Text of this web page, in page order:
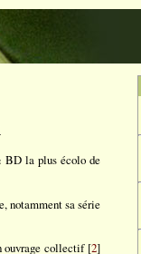
BD la plus écolo de
notamment sa série
ouvrage collectif [2]